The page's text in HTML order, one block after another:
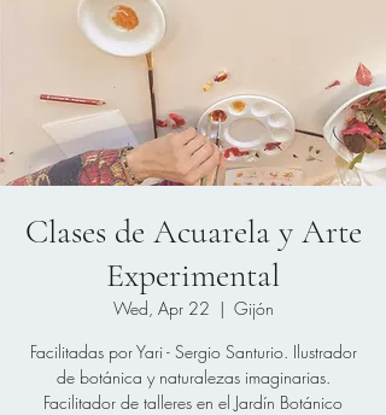
Clases de Acuarela y Arte
Experimental
Wed, Apr 22
  |
Gijón
Facilitadas por Yari - Sergio Santurio. Ilustrador
de botánica y naturalezas imaginarias.
Facilitador de talleres en el Jardín Botánico